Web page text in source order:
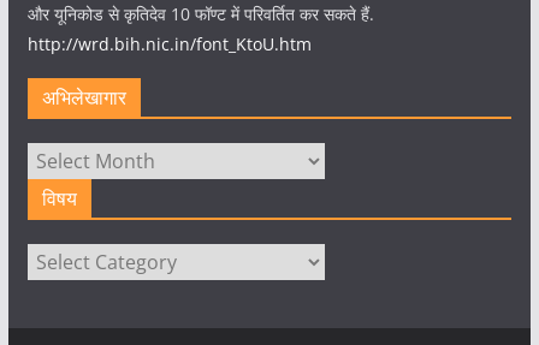
और यूनिकोड से कृतिदेव 10 फॉण्ट में परिवर्तित कर सकते हैं.
http://wrd.bih.nic.in/font_KtoU.htm
अभिलेखागार
अभिलेखागार
विषय
विषय